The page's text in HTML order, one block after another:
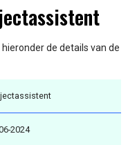
de details van de
2024